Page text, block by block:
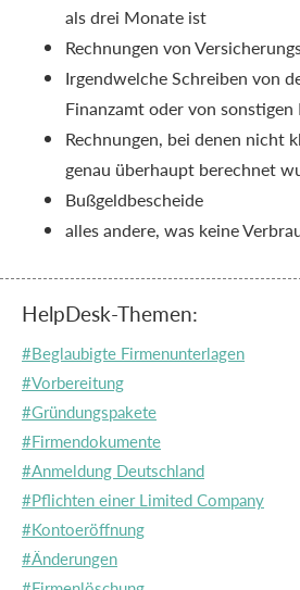
als drei Monate ist
Rechnungen von
Irgendwelche Schreiben von
Finanzamt oder von sonstigen
Rechnungen, bei denen nicht
genau überhaupt berechnet
Bußgeldbescheide
alles andere, was keine
HelpDesk-Themen:
#Beglaubigte Firmenunterlagen
#Vorbereitung
#Gründungspakete
#Firmendokumente
#Anmeldung Deutschland
#Pflichten einer Limited Company
#Kontoeröffnung
#Änderungen